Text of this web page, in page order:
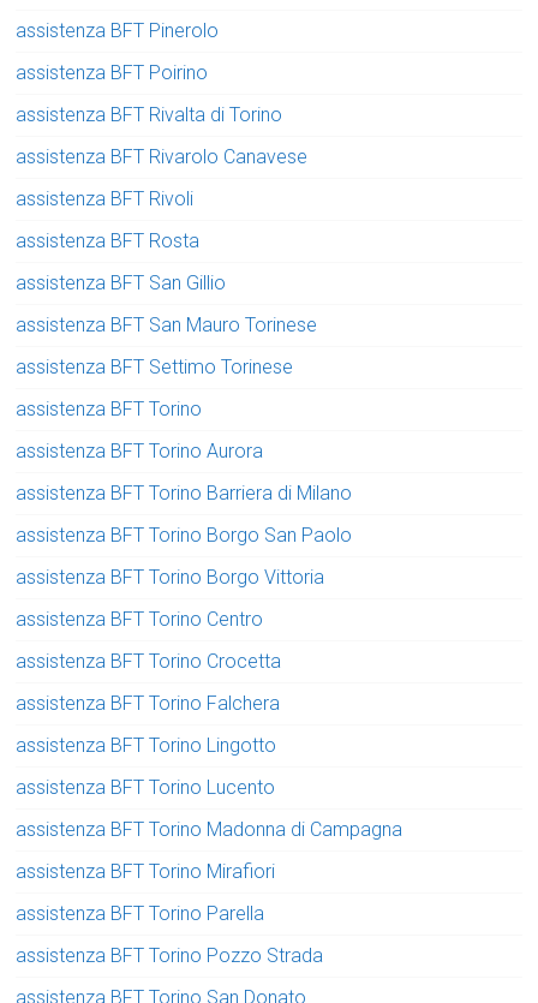
assistenza BFT Pinerolo
assistenza BFT Poirino
assistenza BFT Rivalta di Torino
assistenza BFT Rivarolo Canavese
assistenza BFT Rivoli
assistenza BFT Rosta
assistenza BFT San Gillio
assistenza BFT San Mauro Torinese
assistenza BFT Settimo Torinese
assistenza BFT Torino
assistenza BFT Torino Aurora
assistenza BFT Torino Barriera di Milano
assistenza BFT Torino Borgo San Paolo
assistenza BFT Torino Borgo Vittoria
assistenza BFT Torino Centro
assistenza BFT Torino Crocetta
assistenza BFT Torino Falchera
assistenza BFT Torino Lingotto
assistenza BFT Torino Lucento
assistenza BFT Torino Madonna di Campagna
assistenza BFT Torino Mirafiori
assistenza BFT Torino Parella
assistenza BFT Torino Pozzo Strada
assistenza BFT Torino San Donato